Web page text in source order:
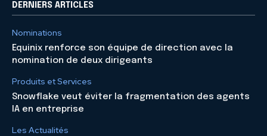
DERNIERS ARTICLES
Nominations
Equinix renforce son équipe de direction avec la
nomination de deux dirigeants
Produits et Services
Snowflake veut éviter la fragmentation des agents
IA en entreprise
Les Actualités